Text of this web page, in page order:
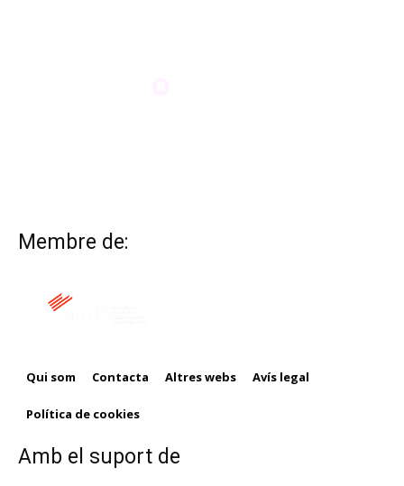
Membre de:
Qui som Contacta Altres webs Avís legal
Política de cookies
Amb el suport de